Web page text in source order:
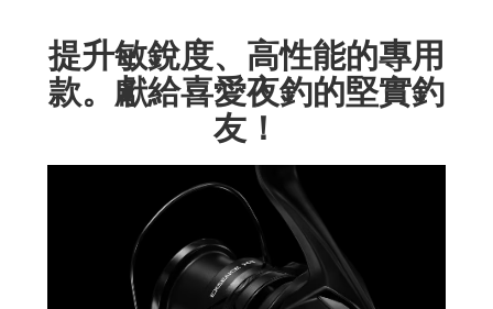
提升敏銳度、高性能的專用
款。獻給喜愛夜釣的堅實釣
友！